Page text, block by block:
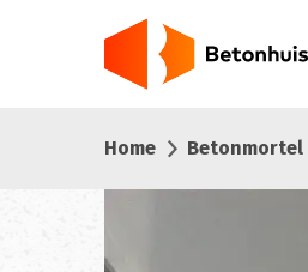
Home Betonmortel